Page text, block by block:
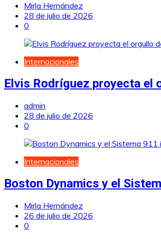
Mirla Hernández
28 de julio de 2026
0
Internacionales
Elvis Rodríguez proyecta el
admin
28 de julio de 2026
0
Internacionales
Boston Dynamics y el
Mirla Hernández
26 de julio de 2026
0